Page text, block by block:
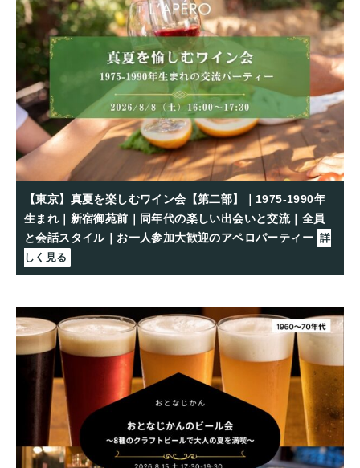
【東京】真夏を楽しむワイン会【第二部】｜1975-1990年
生まれ｜新宿御苑前｜同年代の楽しい出会いと交流｜全員
と会話スタイル｜お一人参加大歓迎のアペロパーティー 詳
しく見る